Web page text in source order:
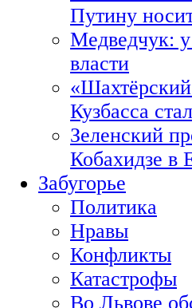
Путину
Медведчук: у
власти
«Шахтёрский
Кузбасса
Зеленский
Кобахидзе в
Забугорье
Политика
Нравы
Конфликты
Катастрофы
Во Львове